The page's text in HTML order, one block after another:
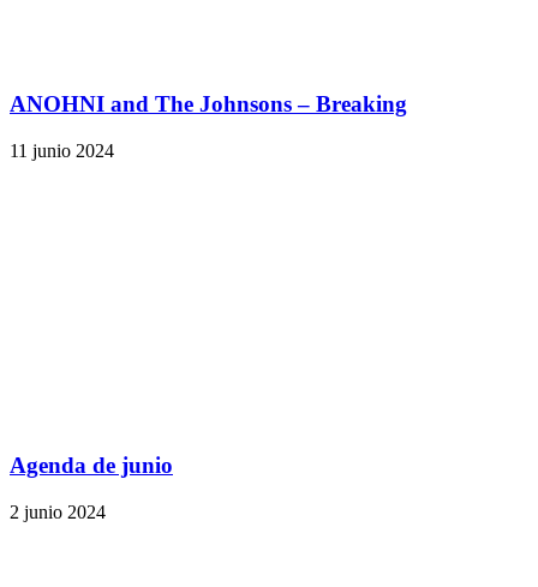
ANOHNI and The Johnsons – Breaking
11 junio 2024
Agenda de junio
2 junio 2024